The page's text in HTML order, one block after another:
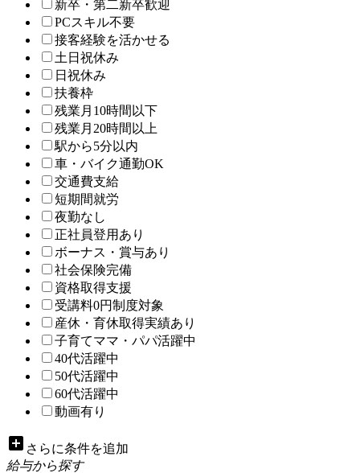
新卒・第二新卒歓迎
PCスキル不要
接客経験を活かせる
土日祝休み
日祝休み
扶養枠
残業月10時間以下
残業月20時間以上
駅から5分以内
車・バイク通勤OK
交通費支給
短期間就労
夜勤なし
正社員登用あり
ボーナス・賞与あり
社会保険完備
資格取得支援
受講料0円制度対象
産休・育休取得実績あり
子育てママ・パパ活躍中
40代活躍中
50代活躍中
60代活躍中
動画有り
add_box さらに条件を追加
給与から探す